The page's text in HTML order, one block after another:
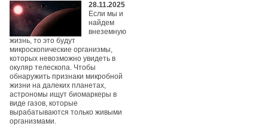
28.11.2025
Если мы и
найдем
внеземную
жизнь, то это будут
микроскопические организмы,
которых невозможно увидеть в
окуляр телескопа. Чтобы
обнаружить признаки микробной
жизни на далеких планетах,
астрономы ищут биомаркеры в
виде газов, которые
вырабатываются только живыми
организмами.